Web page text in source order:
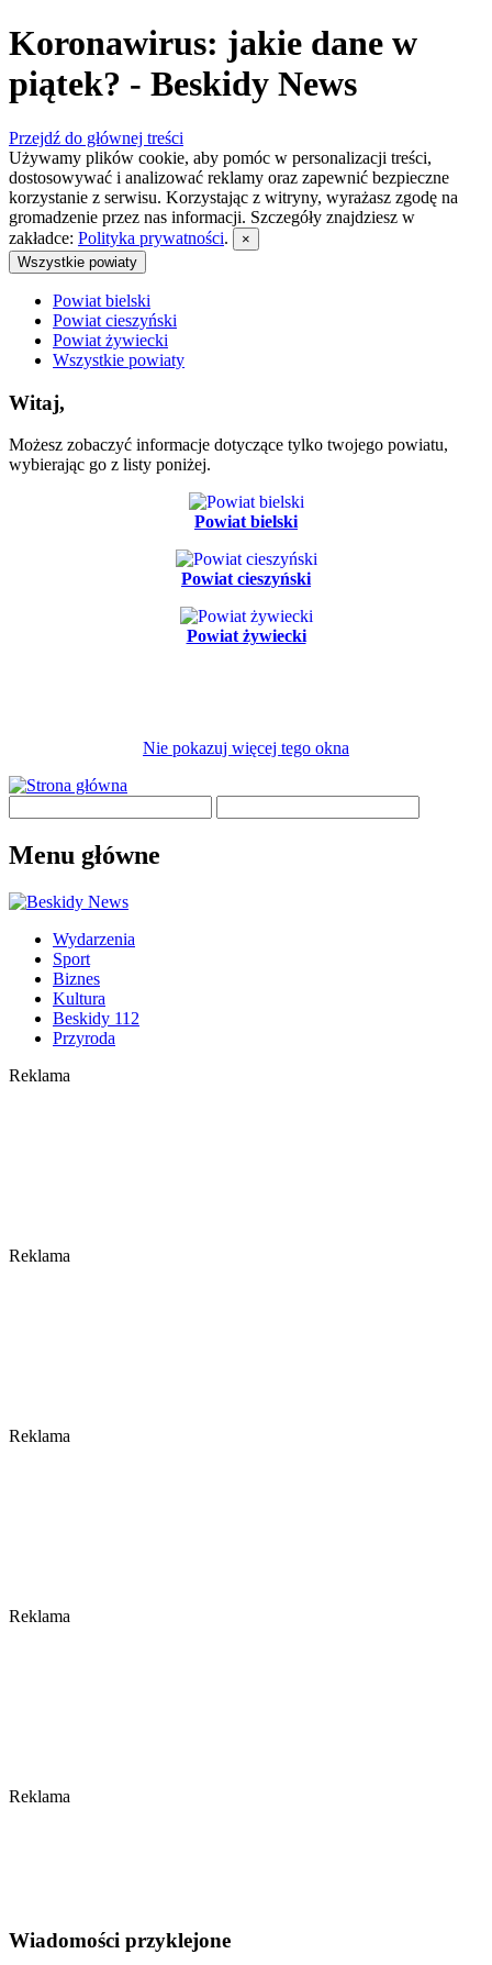
Koronawirus: jakie dane w
piątek? - Beskidy News
Przejdź do głównej treści
Używamy plików cookie, aby pomóc w personalizacji treści,
dostosowywać i analizować reklamy oraz zapewnić bezpieczne
korzystanie z serwisu. Korzystając z witryny, wyrażasz zgodę na
gromadzenie przez nas informacji. Szczegóły znajdziesz w
zakładce: Polityka prywatności.
×
Wszystkie powiaty
Powiat bielski
Powiat cieszyński
Powiat żywiecki
Wszystkie powiaty
Witaj,
Możesz zobaczyć informacje dotyczące tylko twojego powiatu,
wybierając go z listy poniżej.
Powiat bielski
Powiat cieszyński
Powiat żywiecki
Nie pokazuj więcej tego okna
Menu główne
Wydarzenia
Sport
Biznes
Kultura
Beskidy 112
Przyroda
Reklama
Reklama
Reklama
Reklama
Reklama
Wiadomości przyklejone